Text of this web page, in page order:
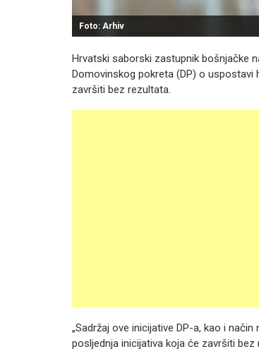
Foto: Arhiv
Hrvatski saborski zastupnik bošnjačke
Domovinskog pokreta (DP) o uspostavi
završiti bez rezultata.
„Sadržaj ove inicijative DP-a, kao i
posljednja inicijativa koja će završiti bez